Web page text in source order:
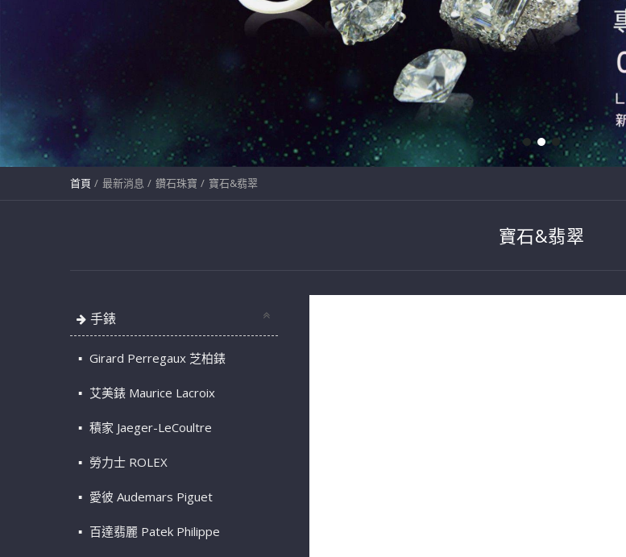
首頁 最新消息 鑽石珠寶 寶石&翡翠
寶石&翡翠
手錶
Girard Perregaux 芝柏錶
艾美錶 Maurice Lacroix
積家 Jaeger-LeCoultre
勞力士 ROLEX
愛彼 Audemars Piguet
百達翡麗 Patek Philippe